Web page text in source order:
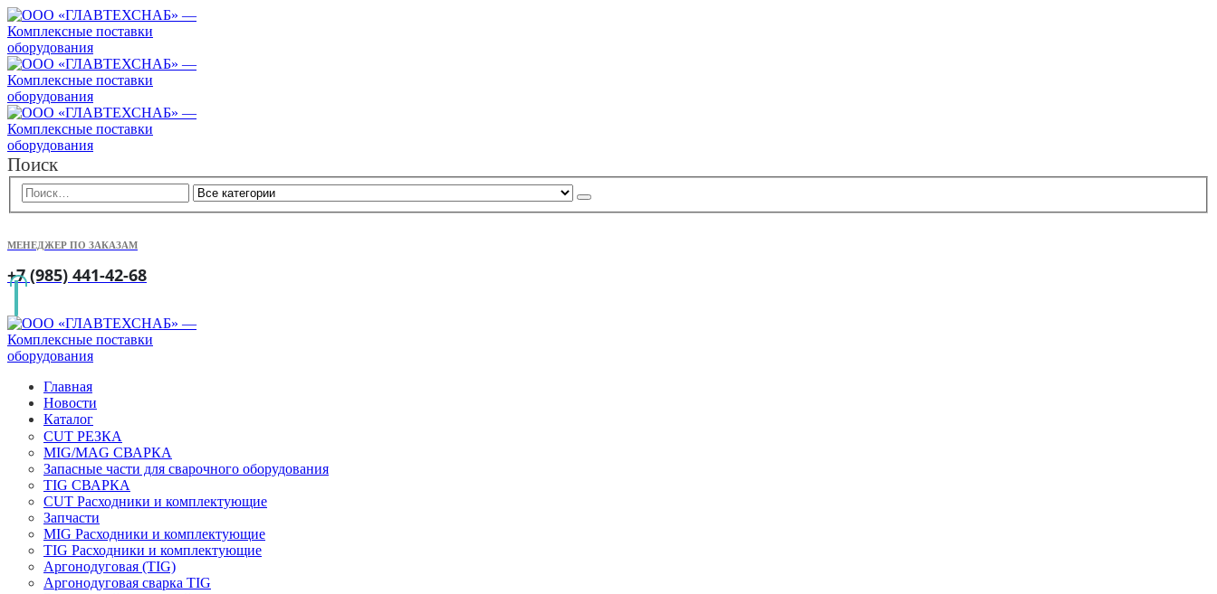
Поиск
МЕНЕДЖЕР ПО ЗАКАЗАМ
+7 (985) 441-42-68
Главная
Новости
Каталог
CUT РЕЗКА
MIG/MAG СВАРКА
Запасные части для сварочного оборудования
TIG СВАРКА
CUT Расходники и комплектующие
Запчасти
MIG Расходники и комплектующие
TIG Расходники и комплектующие
Аргонодуговая (TIG)
Аргонодуговая сварка TIG